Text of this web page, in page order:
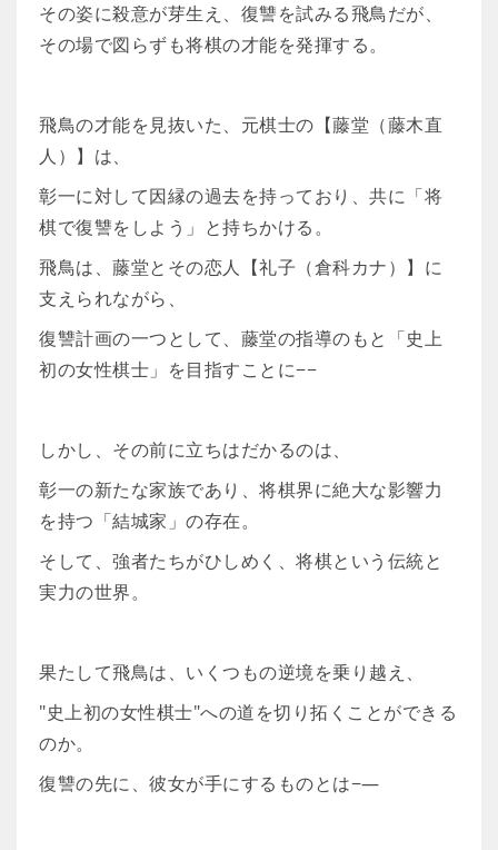
その姿に殺意が芽生え、復讐を試みる飛鳥だが、
その場で図らずも将棋の才能を発揮する。
飛鳥の才能を見抜いた、元棋士の【藤堂（藤木直
人）】は、
彰一に対して因縁の過去を持っており、共に「将
棋で復讐をしよう」と持ちかける。
飛鳥は、藤堂とその恋人【礼子（倉科カナ）】に
支えられながら、
復讐計画の一つとして、藤堂の指導のもと「史上
初の女性棋士」を目指すことに−−
しかし、その前に立ちはだかるのは、
彰一の新たな家族であり、将棋界に絶大な影響力
を持つ「結城家」の存在。
そして、強者たちがひしめく、将棋という伝統と
実力の世界。
果たして飛鳥は、いくつもの逆境を乗り越え、
"史上初の女性棋士"への道を切り拓くことができる
のか。
復讐の先に、彼女が手にするものとは−―